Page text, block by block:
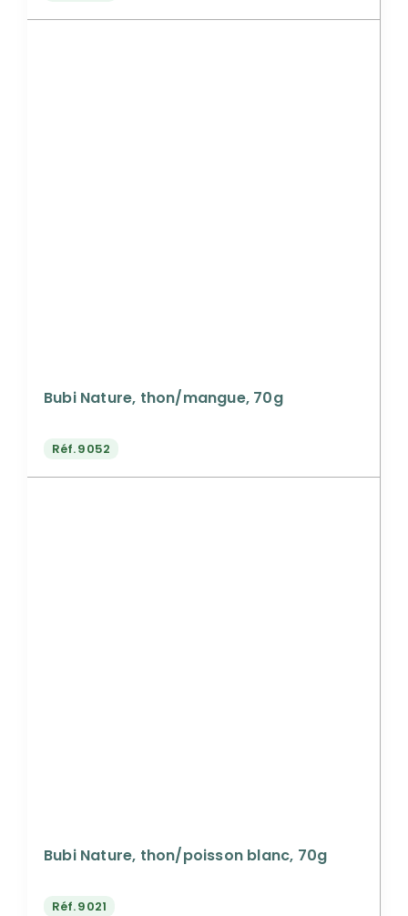
Bubi Nature, thon/mangue, 70g
Réf.9052
Bubi Nature, thon/poisson blanc, 70g
Réf.9021